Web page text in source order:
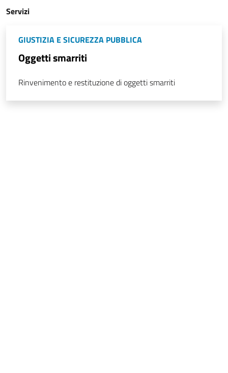
Servizi
GIUSTIZIA E SICUREZZA PUBBLICA
Oggetti smarriti
Rinvenimento e restituzione di oggetti smarriti